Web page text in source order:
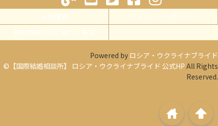
会社概要
プライバシーポリシー
特定商取引法に基づく表記
Powered by ロシア・ウクライナブライド
©【国際結婚相談所】 ロシア・ウクライナブライド 公式HP All Rights
Reserved.
arrowup
home